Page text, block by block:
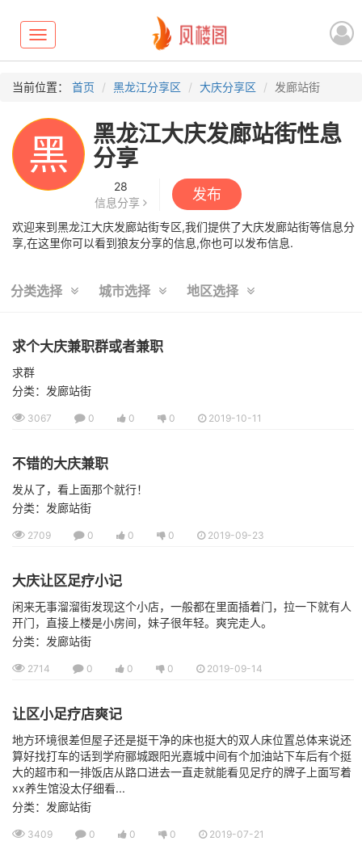
Toggle
navigation
当前位置： 首页 黑龙江分享区 大庆分享区 发廊站街
黑
黑龙江大庆发廊站街性息
分享
28
信息分享
发布
欢迎来到黑龙江大庆发廊站街专区,我们提供了大庆发廊站街等信息分
享,在这里你可以看到狼友分享的信息,你也可以发布信息.
分类选择 城市选择 地区选择
求个大庆兼职群或者兼职
求群
分类：发廊站街
3067 0 0 0 2019-10-11
不错的大庆兼职
发从了，看上面那个就行！
分类：发廊站街
2709 0 0 0 2019-09-23
大庆让区足疗小记
闲来无事溜溜街发现这个小店，一般都在里面插着门，拉一下就有人
开门，直接上楼是小房间，妹子很年轻。爽完走人。
分类：发廊站街
2714 0 0 0 2019-09-14
让区小足疗店爽记
地方环境很差但屋子还是挺干净的床也挺大的双人床位置总体来说还
算好找打车的话到学府郦城跟阳光嘉城中间有个加油站下车后有个挺
大的超市和一排饭店从路口进去一直走就能看见足疗的牌子上面写着
xx养生馆没太仔细看...
分类：发廊站街
3409 0 0 0 2019-07-21